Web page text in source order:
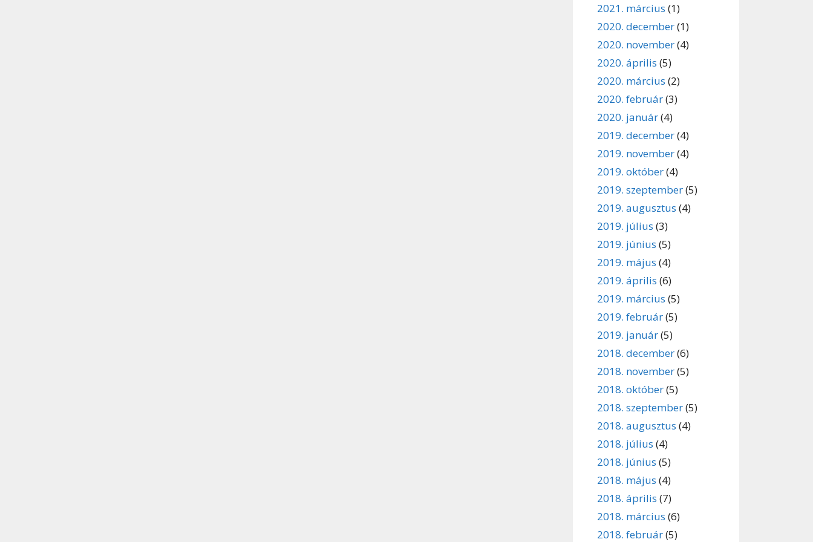
2021. március (1)
2020. december(1)
2020. november(4)
2020. április (5)
2020. március (2)
2020. február(3)
2020. január(4)
2019. december(4)
2019. november(4)
2019. október(4)
2019. szeptember(5)
2019. augusztus (4)
2019. július (3)
2019. június (5)
2019. május (4)
2019. április (6)
2019. március (5)
2019. február(5)
2019. január(5)
2018. december(6)
2018. november(5)
2018. október(5)
2018. szeptember(5)
2018. augusztus (4)
2018. július (4)
2018. június (5)
2018. május (4)
2018. április (7)
2018. március (6)
2018. február(5)